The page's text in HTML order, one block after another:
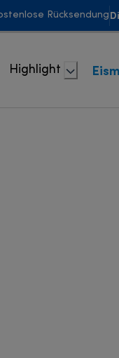
Rücksendung
Highlight